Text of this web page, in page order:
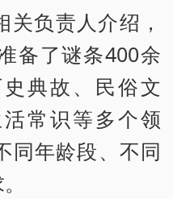
关负责人介绍，
备了谜条400余
典故、民俗文
常识等多个领
同年龄段、不同